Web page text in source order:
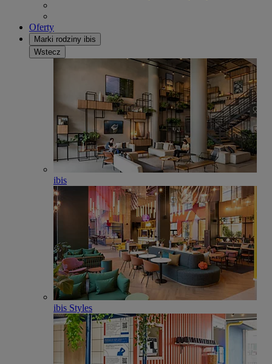
Oferty
Marki rodziny ibis
Wstecz
ibis
ibis Styles